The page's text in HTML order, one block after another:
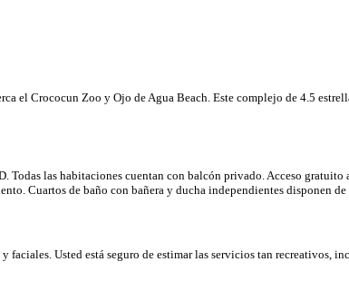
el Crococun Zoo y Ojo de Agua Beach. Este complejo de 4.5
Todas las habitaciones cuentan con balcón privado. Acceso
Cuartos de baño con bañera y ducha independientes disponen
Usted está seguro de estimar las servicios tan recreativos,